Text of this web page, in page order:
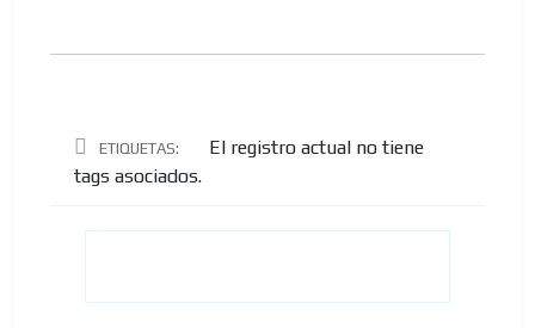
ETIQUETAS:
El registro actual no tiene
tags asociados.